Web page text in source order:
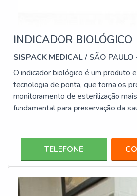
INDICADOR BIOLÓGICO
SISPACK MEDICAL/ SÃO PAULO
O indicador biológico é um produto
tecnologia de ponta, que torna os
monitoramento de esterilização
fundamental para preservação da
elementos.ALGUMAS
bactérias inativas, ou seja, esporos,
o meio a ser analisado, indicam se
ou não. Caso as bactérias se
indicativ
TELEFONE